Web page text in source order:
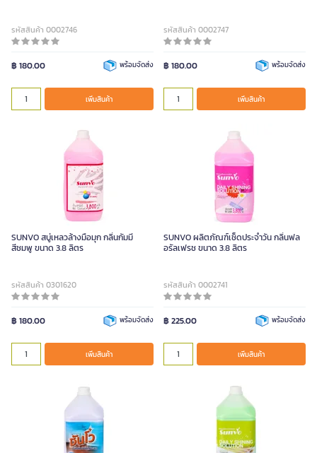
รหัสสินค้า 0002746
฿ 180.00 พร้อมจัดส่ง
เพิ่มสินค้า
รหัสสินค้า 0002747
฿ 180.00 พร้อมจัดส่ง
เพิ่มสินค้า
SUNVO สบู่เหลวล้างมือมุก กลิ่นกัมมี่
สีชมพู ขนาด 3.8 ลิตร
รหัสสินค้า 0301620
฿ 180.00 พร้อมจัดส่ง
เพิ่มสินค้า
SUNVO ผลิตภัณฑ์เช็ดประจำวัน กลิ่นฟล
อรัลเฟรช ขนาด 3.8 ลิตร
รหัสสินค้า 0002741
฿ 225.00 พร้อมจัดส่ง
เพิ่มสินค้า